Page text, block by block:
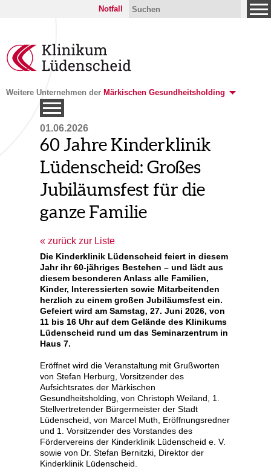
Notfall
Weitere Unternehmen der Märkischen Gesundheitsholding
01.06.2026
60 Jahre Kinderklinik
Lüdenscheid: Großes
Jubiläumsfest für die
ganze Familie
zurück zur Liste
Die Kinderklinik Lüdenscheid feiert in diesem
Jahr ihr 60-jähriges Bestehen – und lädt aus
diesem besonderen Anlass alle Familien,
Kinder, Interessierten sowie Mitarbeitenden
herzlich zu einem großen Jubiläumsfest ein.
Gefeiert wird am Samstag, 27. Juni 2026, von
11 bis 16 Uhr auf dem Gelände des Klinikums
Lüdenscheid rund um das Seminarzentrum in
Haus 7.
Eröffnet wird die Veranstaltung mit Grußworten
von Stefan Herburg, Vorsitzender des
Aufsichtsrates der Märkischen
Gesundheitsholding, von Christoph Weiland, 1.
Stellvertretender Bürgermeister der Stadt
Lüdenscheid, von Marcel Muth, Eröffnungsredner
und 1. Vorsitzender des Vorstandes des
Fördervereins der Kinderklinik Lüdenscheid e. V.
sowie von Dr. Stefan Bernitzki, Direktor der
Kinderklinik Lüdenscheid.